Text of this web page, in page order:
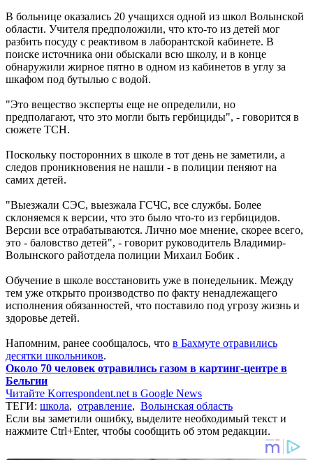
В больнице оказались 20 учащихся одной из школ Волынской
области. Учителя предположили, что кто-то из детей мог
разбить посуду с реактивом в лаборантской кабинете. В
поиске источника они обыскали всю школу, и в конце
обнаружили жирное пятно в одном из кабинетов в углу за
шкафом под бутылью с водой.
"Это вещество эксперты еще не определили, но
предполагают, что это могли быть гербициды", - говорится в
сюжете ТСН.
Поскольку посторонних в школе в тот день не заметили, а
следов проникновения не нашли - в полиции пеняют на
самих детей.
"Выезжали СЭС, выезжала ГСЧС, все службы. Более
склоняемся к версии, что это было что-то из гербицидов.
Версии все отрабатываются. Лично мое мнение, скорее всего,
это - баловство детей", - говорит руководитель Владимир-
Волынского райотдела полиции Михаил Бобик .
Обучение в школе восстановить уже в понедельник. Между
тем уже открыто производство по факту ненадлежащего
исполнения обязанностей, что поставило под угрозу жизнь и
здоровье детей.
Напомним, ранее сообщалось, что в Бахмуте отравились
десятки школьников.
Около 70 человек отравились газом в картинг-центре в
Бельгии
Читайте Korrespondent.net в Google News
ТЕГИ: школа, отравление, Волынская область
Если вы заметили ошибку, выделите необходимый текст и
нажмите Ctrl+Enter, чтобы сообщить об этом редакции.